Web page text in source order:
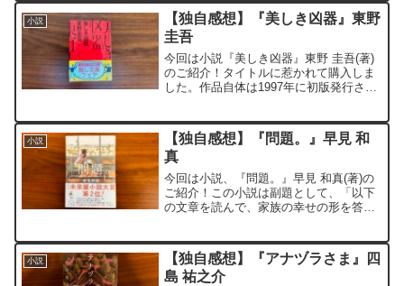
になっていく少女。本来、誰かに頼りな
がら生きていく年代を...
小説
【独自感想】『美しき凶器』東野
圭吾
今回は小説『美しき凶器』東野 圭吾(著)
のご紹介！タイトルに惹かれて購入しま
した。作品自体は1997年に初版発行され
スポットを当てたストーリーなのかと予
想をしていました...
小説
【独自感想】『問題。』早見 和
真
今回は小説、『問題。』早見 和真(著)の
ご紹介！この小説は副題として、「以下
の文章を読んで、家族の幸せの形を答え
ます。本作品は、小学生の中学受験を題
材にしたものになって...
小説
【独自感想】『アナヅラさま』四
島 祐之介